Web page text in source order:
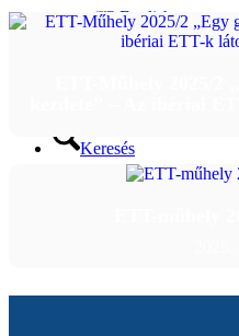
English
Keresés